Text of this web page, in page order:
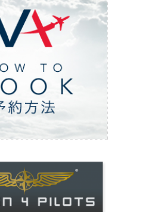
ご予約方法